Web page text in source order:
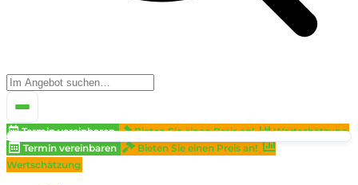
Termin vereinbaren Bieten Sie einen Preis an!
Wertschätzung
Termin vereinbaren
Bieten Sie einen Preis an!
Wertschätzung